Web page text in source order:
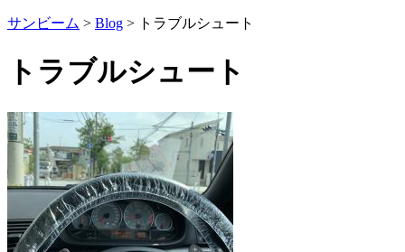
サンビーム > Blog > トラブルシュート
トラブルシュート